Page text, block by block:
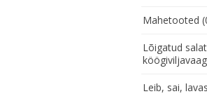
Mahetooted
Lõigatud
Leib, sai,